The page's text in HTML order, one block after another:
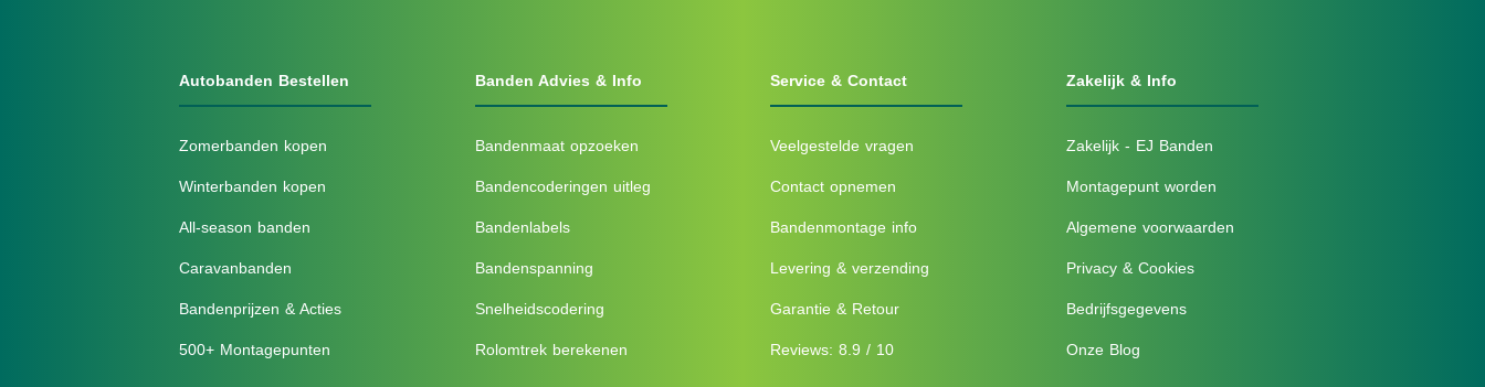
Autobanden Bestellen
Zomerbanden kopen
Winterbanden kopen
All-season banden
Caravanbanden
Bandenprijzen & Acties
500+ Montagepunten
Banden Advies & Info
Bandenmaat opzoeken
Bandencoderingen uitleg
Bandenlabels
Bandenspanning
Snelheidscodering
Rolomtrek berekenen
Service & Contact
Veelgestelde vragen
Contact opnemen
Bandenmontage info
Levering & verzending
Garantie & Retour
Reviews: 8.9 / 10
Zakelijk & Info
Zakelijk - EJ Banden
Montagepunt worden
Algemene voorwaarden
Privacy & Cookies
Bedrijfsgegevens
Onze Blog